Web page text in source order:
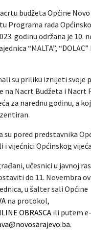
budžeta Općine Novo
Programa rada
godinu održana je 10.
“MALTA”, “DOLAC”
su priliku iznijeti svoje
na Nacrt Budžeta i Nacrt
za narednu godinu, a
su pored predstavnika
i vijećnici Općinskog
učesnici u javnoj
do 11. Novembra
u šalter sali Općine
na protokol,
OBRASCAili putem
.